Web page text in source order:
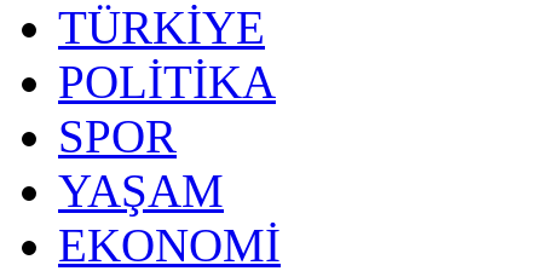
TÜRKİYE
POLİTİKA
SPOR
YAŞAM
EKONOMİ